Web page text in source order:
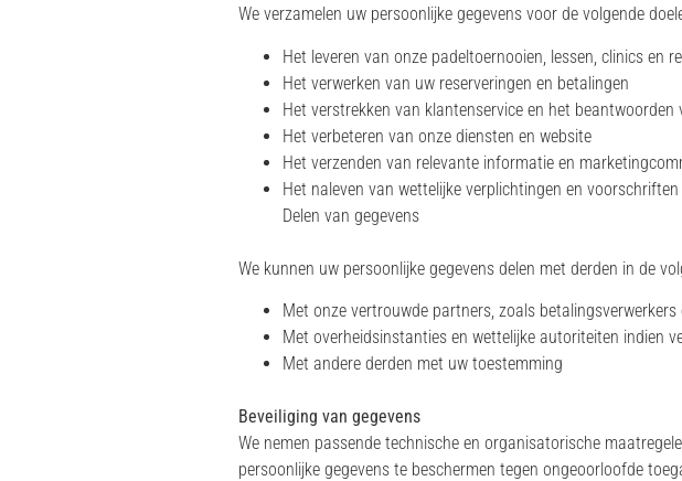
We verzamelen uw persoonlijke gegevens voor de volgende
Het leveren van onze padeltoernooien, lessen, clinics en
Het verwerken van uw reserveringen en betalingen
Het verstrekken van klantenservice en het beantwoorden
Het verbeteren van onze diensten en website
Het verzenden van relevante informatie en
Het naleven van wettelijke verplichtingen en voorschriften
Delen van gegevens
We kunnen uw persoonlijke gegevens delen met derden in de
Met onze vertrouwde partners, zoals
Met overheidsinstanties en wettelijke autoriteiten indien
Met andere derden met uw toestemming
Beveiliging van gegevens
We nemen passende technische en organisatorische
persoonlijke gegevens te beschermen tegen ongeoorloofde